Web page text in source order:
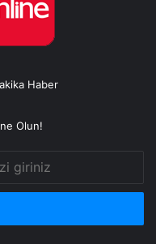
Haber
Olun!